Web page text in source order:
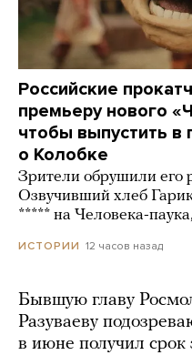
Российские
премьеру нового
чтобы выпустить в
о Колобке
Зрители обрушили его
Озвучивший хлеб
***** на Человека-
ИСТОРИИ 12 часов назад
Бывшую главу
Разуваеву
в июне получил